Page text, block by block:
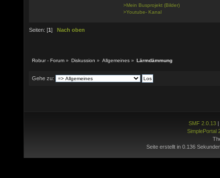
>Mein Busprojekt (Bilder)
>Youtube- Kanal
Seiten: [1 ] Nach oben
Robur - Forum » Diskussion » Allgemeines » Lärmdämmung
Gehe zu:
SMF 2.0.13|
SimplePortal
Seite erstellt in 0.136